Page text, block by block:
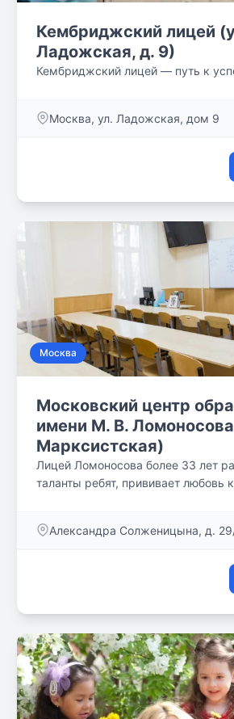
Кембриджский лицей
Ладожская, д. 9)
Кембриджский лицей — путь к
Москва, ул. Ладожская, дом 9
Москва
Московский центр
имени М. В.
Марксистская)
Лицей Ломоносова более 33 лет
таланты ребят, прививает любовь
Александра Солженицына, д.